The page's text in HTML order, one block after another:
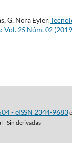
G. Nora Eyler,
Vol. 25 Núm. 02
- eISSN 2344-9683
- Sin derivadas